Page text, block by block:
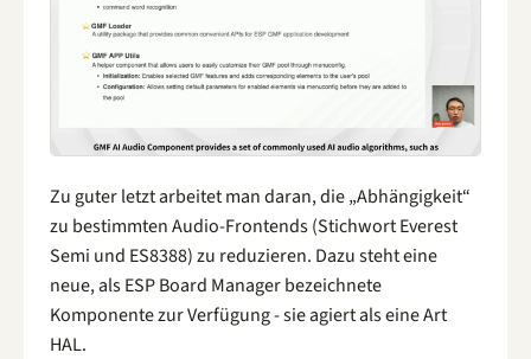
Zu guter letzt arbeitet man daran, die „Abhängigkeit“
zu bestimmten Audio-Frontends (Stichwort Everest
Semi und ES8388) zu reduzieren. Dazu steht eine
neue, als ESP Board Manager bezeichnete
Komponente zur Verfügung - sie agiert als eine Art
HAL.